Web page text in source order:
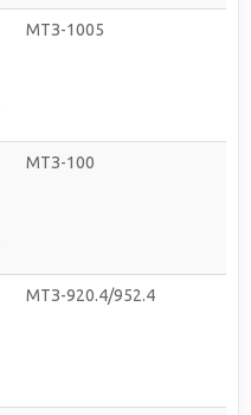
МТЗ-1005
МТЗ-100
МТЗ-920.4/952.4